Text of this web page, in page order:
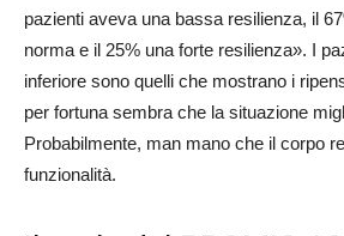
pazienti aveva una bassa resilienza, il
norma e il 25% una forte resilienza». I
inferiore sono quelli che mostrano i
per fortuna sembra che la situazione
Probabilmente, man mano che il corpo
funzionalità.